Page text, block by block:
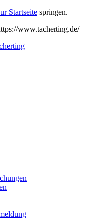
Startseite springen.
www.tacherting.de/